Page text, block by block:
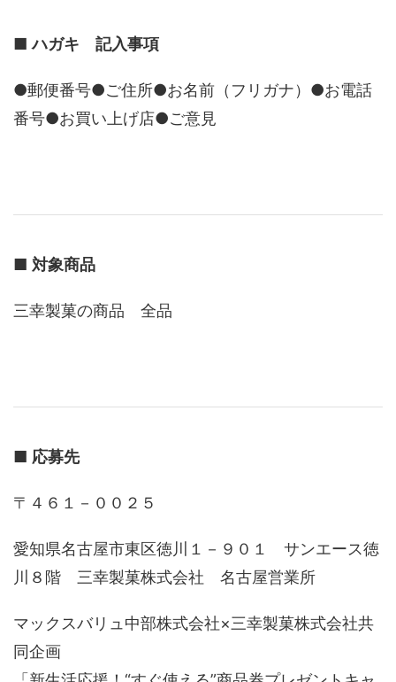
■ハガキ 記入事項
●郵便番号●ご住所●お名前（フリガナ）●お電話
番号●お買い上げ店●ご意見
■ 対象商品
三幸製菓の商品 全品
■ 応募先
〒４６１－００２５
愛知県名古屋市東区徳川１－９０１ サンエース徳
川８階 三幸製菓株式会社 名古屋営業所
マックスバリュ中部株式会社×三幸製菓株式会社共
同企画